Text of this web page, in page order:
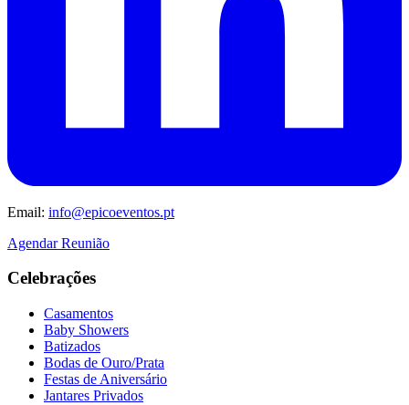
Email: info@epicoeventos.pt
Agendar Reunião
Celebrações
Casamentos
Baby Showers
Batizados
Bodas de Ouro/Prata
Festas de Aniversário
Jantares Privados